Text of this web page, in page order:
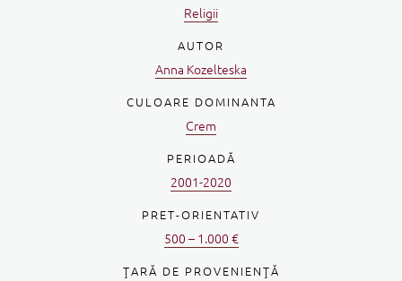
Religii
AUTOR
Anna Kozelteska
CULOARE DOMINANTA
Crem
PERIOADĂ
2001-2020
PRET-ORIENTATIV
500 – 1.000 €
ŢARĂ DE PROVENIENŢĂ